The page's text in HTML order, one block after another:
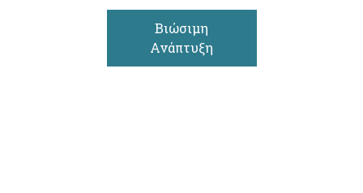
Βιώσιμη
Ανάπτυξη